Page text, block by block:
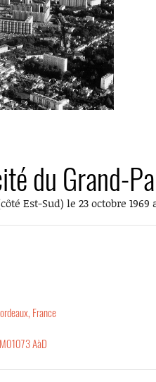
du Grand-
Est-Sud) le 23 octobre
France
AàD